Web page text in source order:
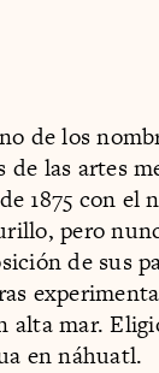
de los
las artes
1875 con el
pero
de sus
alta mar.
en náhuatl.